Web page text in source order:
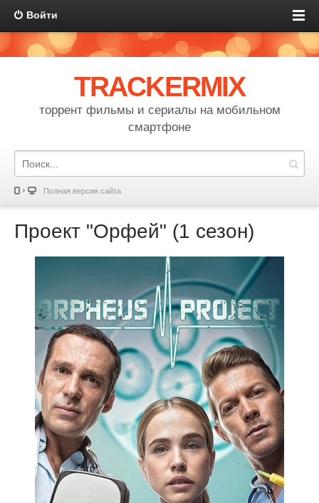
Войти
TRACKERMIX
торрент фильмы и сериалы на мобильном
смартфоне
Полная версия сайта
Проект "Орфей" (1 сезон)